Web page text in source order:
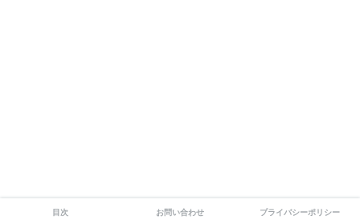
目次 お問い合わせ プライバシーポリシー